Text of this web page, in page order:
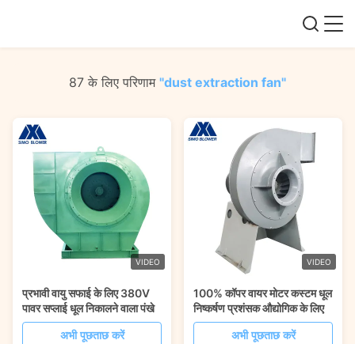
87 के लिए परिणाम "dust extraction fan"
VIDEO
प्रभावी वायु सफाई के लिए 380V
पावर सप्लाई धूल निकालने वाला पंखे
अभी पूछताछ करें
VIDEO
100% कॉपर वायर मोटर कस्टम धूल
निष्कर्षण प्रशंसक औद्योगिक के लिए
अभी पूछताछ करें